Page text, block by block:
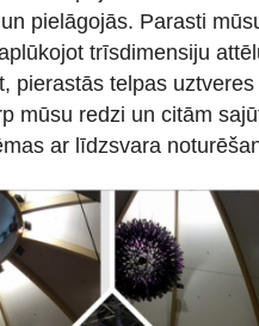
pielāgojās. Parasti
trīsdimensiju
pierastās telpas
mūsu redzi un citām
ar līdzsvara